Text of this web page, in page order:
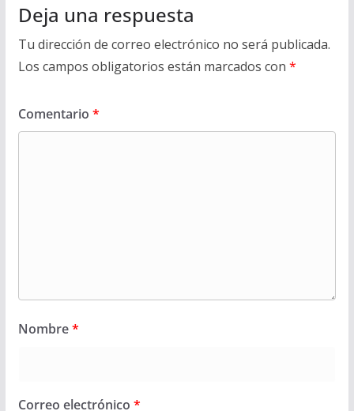
Deja una respuesta
Tu dirección de correo electrónico no será publicada.
Los campos obligatorios están marcados con *
Comentario *
Nombre*
Correo electrónico *